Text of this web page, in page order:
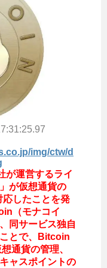
img/ctw/d
が運営するライ
が仮想通貨の
したことを発
（モナコイ
同サービス独自
とで、Bitcoin
通貨の管理、
ャスポイントの